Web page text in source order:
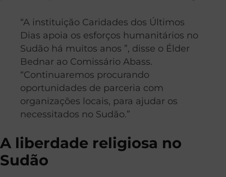
“A instituição Caridades dos Últimos
Dias apoia os esforços humanitários no
Sudão há muitos anos ”, disse o Élder
Bednar ao Comissário Abass.
“Continuaremos procurando
oportunidades de parceria com
organizações locais, para ajudar os
necessitados no Sudão.”
A liberdade religiosa no
Sudão